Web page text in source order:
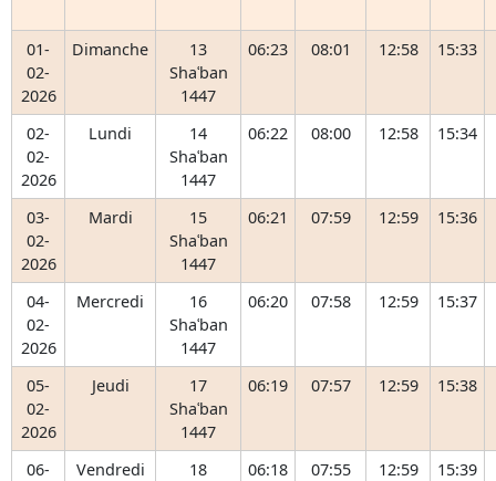
01-
02-
2026
Dimanche
13
Shaʿban
1447
06:23 08:01 12:58 15:33
02-
02-
2026
Lundi
14
Shaʿban
1447
06:22 08:00 12:58 15:34
03-
02-
2026
Mardi
15
Shaʿban
1447
06:21 07:59 12:59 15:36
04-
02-
2026
Mercredi
16
Shaʿban
1447
06:20 07:58 12:59 15:37
05-
02-
2026
Jeudi
17
Shaʿban
1447
06:19 07:57 12:59 15:38
06-
Vendredi
18
06:18 07:55 12:59 15:39